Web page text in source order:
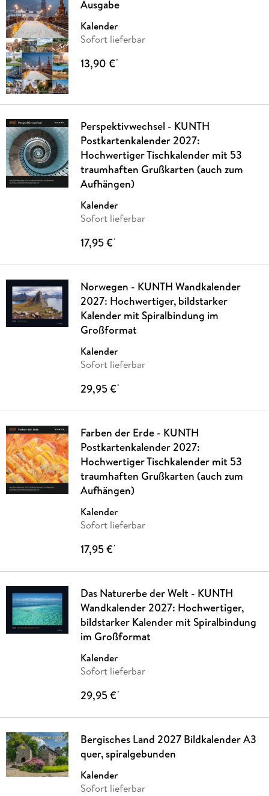
Ausgabe
Kalender
Sofort lieferbar
13,90 €*
Perspektivwechsel - KUNTH
Postkartenkalender 2027:
Hochwertiger Tischkalender mit 53
traumhaften Grußkarten (auch zum
Aufhängen)
Kalender
Sofort lieferbar
17,95 €*
Norwegen - KUNTH Wandkalender
2027: Hochwertiger, bildstarker
Kalender mit Spiralbindung im
Großformat
Kalender
Sofort lieferbar
29,95 €*
Farben der Erde - KUNTH
Postkartenkalender 2027:
Hochwertiger Tischkalender mit 53
traumhaften Grußkarten (auch zum
Aufhängen)
Kalender
Sofort lieferbar
17,95 €*
Das Naturerbe der Welt - KUNTH
Wandkalender 2027: Hochwertiger,
bildstarker Kalender mit Spiralbindung
im Großformat
Kalender
Sofort lieferbar
29,95 €*
Bergisches Land 2027 Bildkalender A3
quer, spiralgebunden
Kalender
Sofort lieferbar